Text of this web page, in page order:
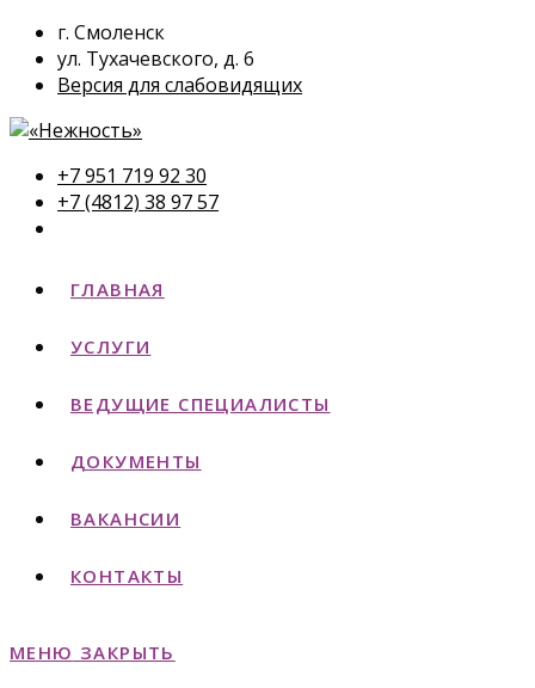
г. Смоленск
ул. Тухачевского, д. 6
Версия для слабовидящих
+7 951 719 92 30
+7 (4812) 38 97 57
ГЛАВНАЯ
УСЛУГИ
ВЕДУЩИЕ СПЕЦИАЛИСТЫ
ДОКУМЕНТЫ
ВАКАНСИИ
КОНТАКТЫ
МЕНЮ ЗАКРЫТЬ